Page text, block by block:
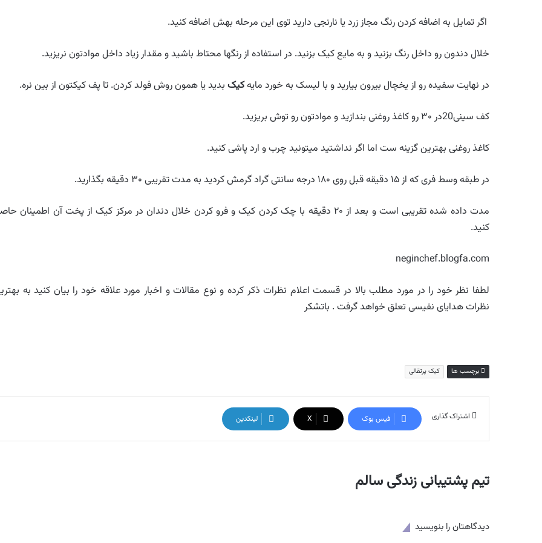
اگر تمایل به اضافه کردن رنگ مجاز زرد یا نارنجی دارید توی این مرحله بهش اضافه کنید.
خلال دندون رو داخل رنگ بزنید و به مایع کیک بزنید. در استفاده از رنگها محتاط باشید و مقدار زیاد داخل موادتون نریزید.
در نهایت سفیده رو از یخچال بیرون بیارید و با لیسک به خورد مایهکیک بدید یا همون روش فولد کردن. تا پف کیکتون از بین نره.
کف سینی20در ۳۰ رو کاغذ روغنی بندازید و موادتون رو توش بریزید.
کاغذ روغنی بهترین گزینه ست اما اگر نداشتید میتونید چرب و ارد پاشی کنید.
در طبقه وسط فری که از ۱۵ دقیقه قبل روی ۱۸۰ درجه سانتی گراد گرمش کردید به مدت تقریبی ۳۰ دقیقه بگذارید.
مدت داده شده تقریبی است و بعد از ۲۰ دقیقه با چک کردن کیک و فرو کردن خلال دندان در مرکز کیک از پخت آن اطمینان
کنید.
neginchef.blogfa.com
لطفا نظر خود را در مورد مطلب بالا در قسمت اعلام نظرات ذکر کرده و نوع مقالات و اخبار مورد علاقه خود را بیان کنید به
نظرات هدایای نفیسی تعلق خواهد گرفت . باتشکر
برچسب ها کیک پرتقالی
اشتراک گذاری فیس بوک X لینکدین
تیم پشتیبانی زندگی سالم
دیدگاهتان را بنویسید